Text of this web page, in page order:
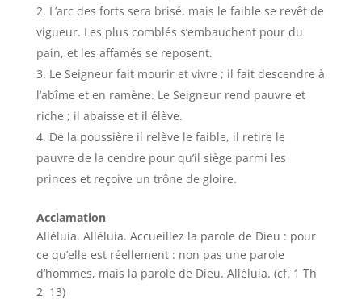
L’arc des forts sera brisé, mais le faible se revêt de
vigueur. Les plus comblés s’embauchent pour du
pain, et les affamés se reposent.
Le Seigneur fait mourir et vivre ; il fait descendre à
l’abîme et en ramène. Le Seigneur rend pauvre et
riche ; il abaisse et il élève.
De la poussière il relève le faible, il retire le
pauvre de la cendre pour qu’il siège parmi les
princes et reçoive un trône de gloire.
Acclamation
Alléluia. Alléluia. Accueillez la parole de Dieu : pour
ce qu’elle est réellement : non pas une parole
d’hommes, mais la parole de Dieu. Alléluia. (cf. 1 Th
2, 13)